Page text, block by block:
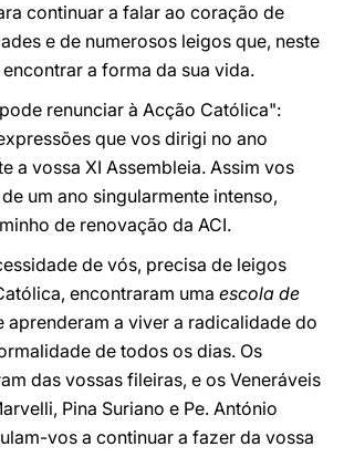
continuar a falar ao coração de
e de numerosos leigos que, neste
a forma da sua vida.
renunciar à Acção Católica":
que vos dirigi no ano
a vossa XI Assembleia. Assim vos
um ano singularmente intenso,
de renovação da ACI.
de vós, precisa de leigos
encontraram uma escola de
aprenderam a viver a radicalidade do
de todos os dias. Os
das vossas fileiras, e os Veneráveis
Pina Suriano e Pe. António
vos a continuar a fazer da vossa